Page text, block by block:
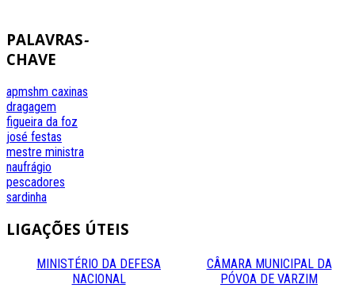
PALAVRAS-
CHAVE
apmshm caxinas
dragagem
figueira da foz
josé festas
mestre ministra
naufrágio
pescadores
sardinha
LIGAÇÕES ÚTEIS
MINISTÉRIO DA DEFESA
NACIONAL
CÂMARA MUNICIPAL DA
PÓVOA DE VARZIM